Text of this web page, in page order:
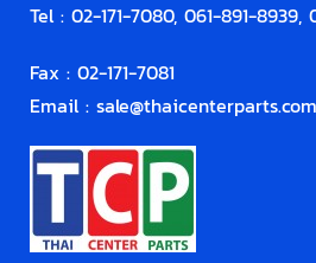
Tel : 02-171-7080, 061-891-
Fax : 02-171-7081
Email : sale@thaicenterparts.com